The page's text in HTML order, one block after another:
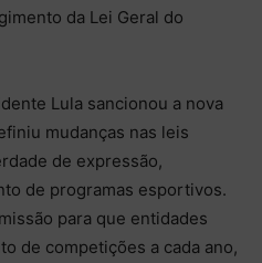
da Lei Geral do
Lula sancionou a nova
mudanças nas leis
de expressão,
de programas esportivos.
para que entidades
de competições a cada ano,